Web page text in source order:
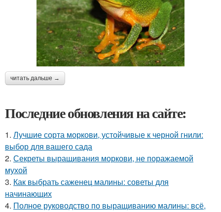
читать дальше →
Последние обновления на сайте:
1. Лучшие сорта моркови, устойчивые к черной гнили:
выбор для вашего сада
2. Секреты выращивания моркови, не поражаемой
мухой
3. Как выбрать саженец малины: советы для
начинающих
4. Полное руководство по выращиванию малины: всё,